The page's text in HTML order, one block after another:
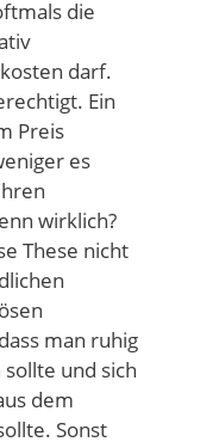
die
kosten darf.
Ein
Preis
es
wirklich?
These nicht
man ruhig
und sich
dem
Sonst